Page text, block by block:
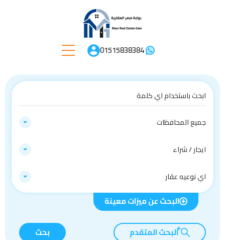
01515838384
جميع المحافظات
ايجار / شراء
اي نوعيه عقار
البحث عن ميزات معينة
البحث المتقدم بحث